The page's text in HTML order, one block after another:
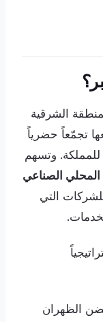
الشرقية
تجمّعاً حضرياً
للمملكة. وتسهم
التي
الظهران